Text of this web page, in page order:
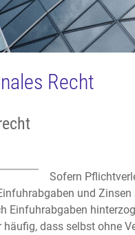
Recht
Sofern
und
Einfuhrabgaben
häufig, dass selbst ohne